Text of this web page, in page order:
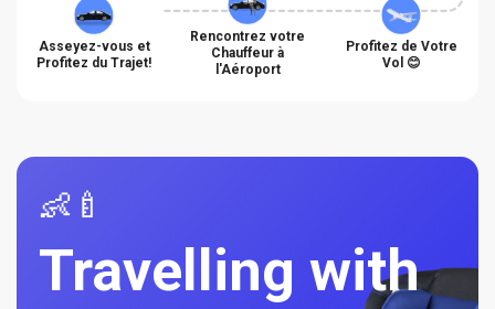
Asseyez-vous et
Profitez du Trajet!
Rencontrez votre
Chauffeur à
l'Aéroport
Profitez de Votre
Vol 😊
👶🍼
Travelling with